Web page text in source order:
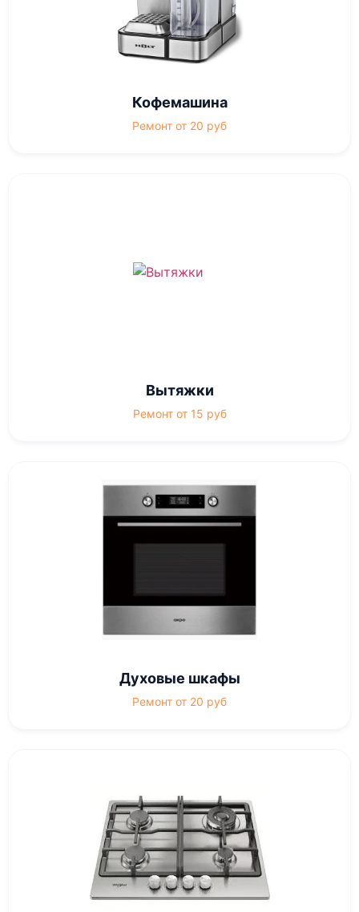
Кофемашина
Ремонт от 20 руб
Вытяжки
Ремонт от 15 руб
Духовые шкафы
Ремонт от 20 руб